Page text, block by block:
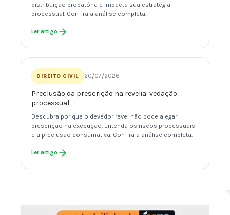
distribuição probatória e impacta sua estratégia
processual. Confira a análise completa.
Ler artigo
DIREITO CIVIL 20/07/2026
Preclusão da prescrição na revelia: vedação
processual
Descubra por que o devedor revel não pode alegar
prescrição na execução. Entenda os riscos processuais
e a preclusão consumativa. Confira a análise completa.
Ler artigo